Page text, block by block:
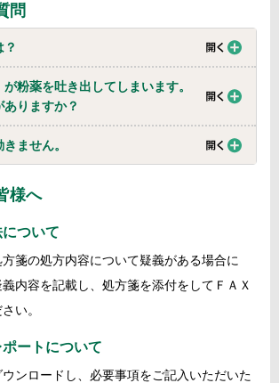
問
粉薬を吐き出してしまいます。
りますか？
ません。
様へ
ついて
箋の処方内容について疑義がある場合に
義内容を記載し、処方箋を添付をしてＦＡＸ
い。
ポートについて
ンロードし、必要事項をご記入いただいた